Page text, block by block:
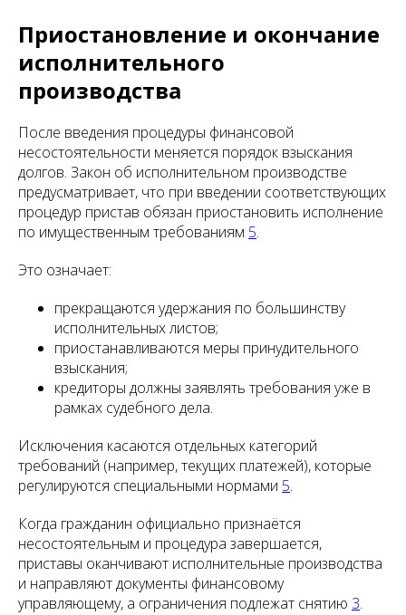
Приостановление и окончание
исполнительного
производства
После введения процедуры финансовой
несостоятельности меняется порядок взыскания
долгов. Закон об исполнительном производстве
предусматривает, что при введении соответствующих
процедур пристав обязан приостановить исполнение
по имущественным требованиям 5.
Это означает:
прекращаются удержания по большинству
исполнительных листов;
приостанавливаются меры принудительного
взыскания;
кредиторы должны заявлять требования уже в
рамках судебного дела.
Исключения касаются отдельных категорий
требований (например, текущих платежей), которые
регулируются специальными нормами 5.
Когда гражданин официально признаётся
несостоятельным и процедура завершается,
приставы оканчивают исполнительные производства
и направляют документы финансовому
управляющему, а ограничения подлежат снятию 3.